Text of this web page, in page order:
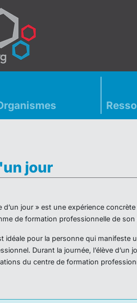
jour
d’un jour » est une expérience
de formation professionnelle de son
idéale pour la personne qui
Durant la journée, l’élève
du centre de formation